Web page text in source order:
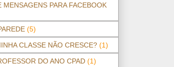
MENSAGENS PARA FACEBOOK
(5)
CLASSE NÃO CRESCE? (1)
DO ANO CPAD (1)